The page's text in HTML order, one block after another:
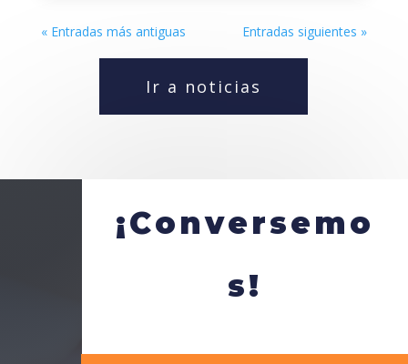
« Entradas más antiguas Entradas siguientes »
Ir a noticias
¡Conversemo
s!